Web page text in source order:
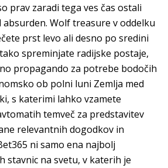
prav zaradi tega ves čas ostali
Wolf treasure v oddelku
prst levo ali desno po sredini
spreminjate radijske postaje,
propagando za potrebe bodočih
ob polni luni Zemlja med
s katerimi lahko vzamete
temveč za predstavitev
relevantnih dogodkov in
ni samo ena najbolj
stavnic na svetu, v katerih je